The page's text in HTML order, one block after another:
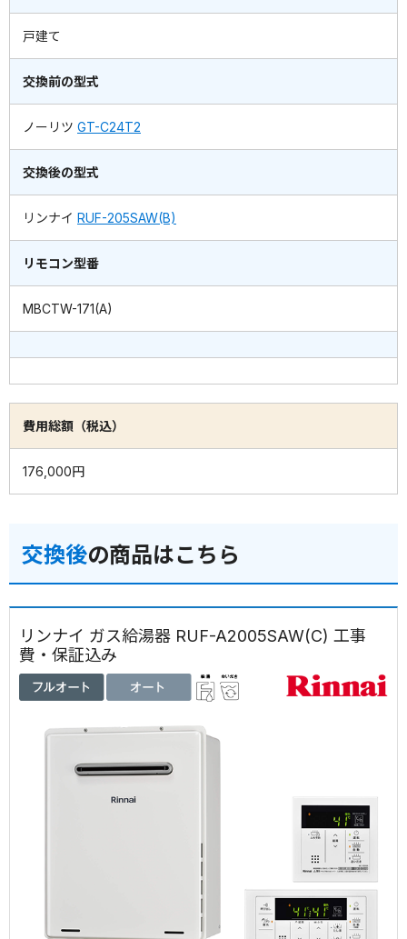
戸建て
交換前の型式
ノーリツ GT-C24T2
交換後の型式
リンナイ RUF-205SAW(B)
リモコン型番
MBCTW-171(A)
費用総額（税込）
176,000円
交換後の商品はこちら
リンナイ ガス給湯器 RUF-A2005SAW(C) 工事
費・保証込み